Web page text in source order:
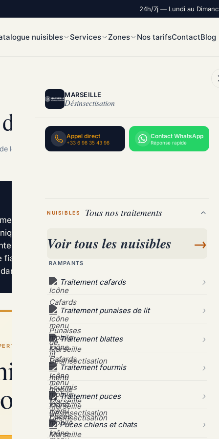
24h/7j — Lundi au
nuisibles Services Zones Nos tarifsContactBlog
MARSEILLE
Désinsectisation
Appel direct
+33 6 98 35 43 98
Contact WhatsApp
Réponse rapide
NUISIBLES Tous nos traitements
Voir tous les nuisibles →
RAMPANTS
Traitement cafards
Traitement punaises de lit
Traitement blattes
Traitement fourmis
Traitement puces
Puces chiens et chats
lecture
de Marseille, présentent des conditions
: humidité marine, immeubles anciens,
professionnelle Certibiocide, avec
pour éliminer une infestation installée.
le secteur.
/ LES GOUDES
les cafards
?